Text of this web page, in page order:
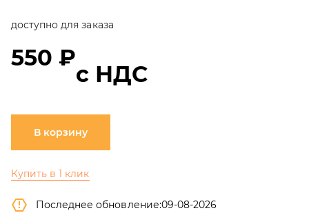
доступно для заказа
550 ₽
с НДС
В корзину
Купить в 1 клик
Последнее обновление:09-08-2026